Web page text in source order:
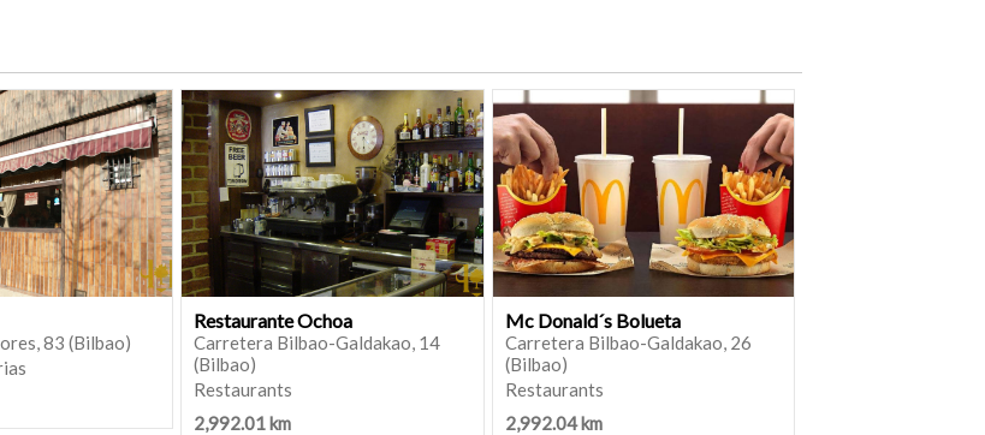
83 (Bilbao)
Restaurante Ochoa
Carretera Bilbao-Galdakao, 14
(Bilbao)
Restaurants
2,992.01 km
Mc Donald´s Bolueta
Carretera Bilbao-Galdakao, 26
(Bilbao)
Restaurants
2,992.04 km